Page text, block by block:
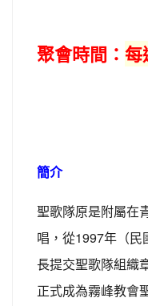
聚會時間： 每
簡介
聖歌隊原是附屬在
唱，從1997年（
長提交聖歌隊組織
正式成為霧峰教會